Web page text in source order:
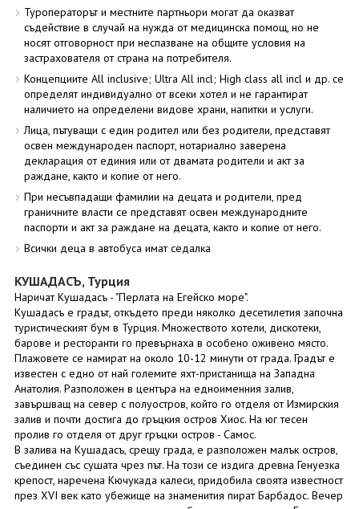
Туроператорът и местните партньори могат да оказват
съдействие в случай на нужда от медицинска помощ, но не
носят отговорност при неспазване на общите условия на
застрахователя от страна на потребителя.
Концепциите All inclusive; Ultra All incl; High class all incl и др. се
определят индивидуално от всеки хотел и не гарантират
наличието на определени видове храни, напитки и услуги.
Лица, пътуващи с един родител или без родители, представят
освен международен паспорт, нотариално заверена
декларация от единия или от двамата родители и акт за
раждане, както и копие от него.
При несъвпадащи фамилии на децата и родители, пред
граничните власти се представят освен международните
паспорти и акт за раждане на децата, както и копие от него.
Всички деца в автобуса имат седалка
КУШАДАСЪ, Турция
Наричат Кушадасъ - "Перлата на Егейско море".
Кушадасъ е градът, откъдето преди няколко десетилетия започна
туристическият бум в Турция. Множеството хотели, дискотеки,
барове и ресторанти го превърнаха в особено оживено място.
Плажовете се намират на около 10-12 минути от града. Градът е
известен с едно от най големите яхт-пристанища на Западна
Анатолия. Разположен в центъра на едноименния залив,
завършващ на север с полуостров, който го отделя от Измирския
залив и почти достига до гръцкия остров Хиос. На юг тесен
пролив го отделя от друг гръцки остров - Самос.
В залива на Кушадасъ, срещу града, е разположен малък остров,
съединен със сушата чрез път. На този се издига древна Генуезка
крепост, наречена Кючукада калеси, придобила своята известност
през XVI век като убежище на знаменития пират Барбадос. Вечер